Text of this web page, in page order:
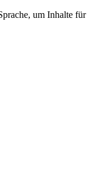
um Inhalte für